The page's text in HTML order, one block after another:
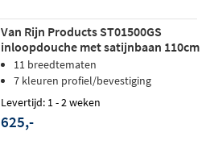
Van Rijn Products ST01500GS
inloopdouche met satijnbaan 110cm
- Mat zwart
11 breedtematen
7 kleuren profiel/bevestiging
Levertijd: 1 - 2 weken
625,-